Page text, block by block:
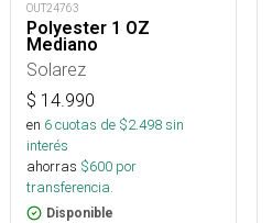
OUT24763
Polyester 1 OZ
Mediano
Solarez
$ 14.990
en 6cuotas de $2.498sin
interés
ahorras $600 por
transferencia.
Disponible